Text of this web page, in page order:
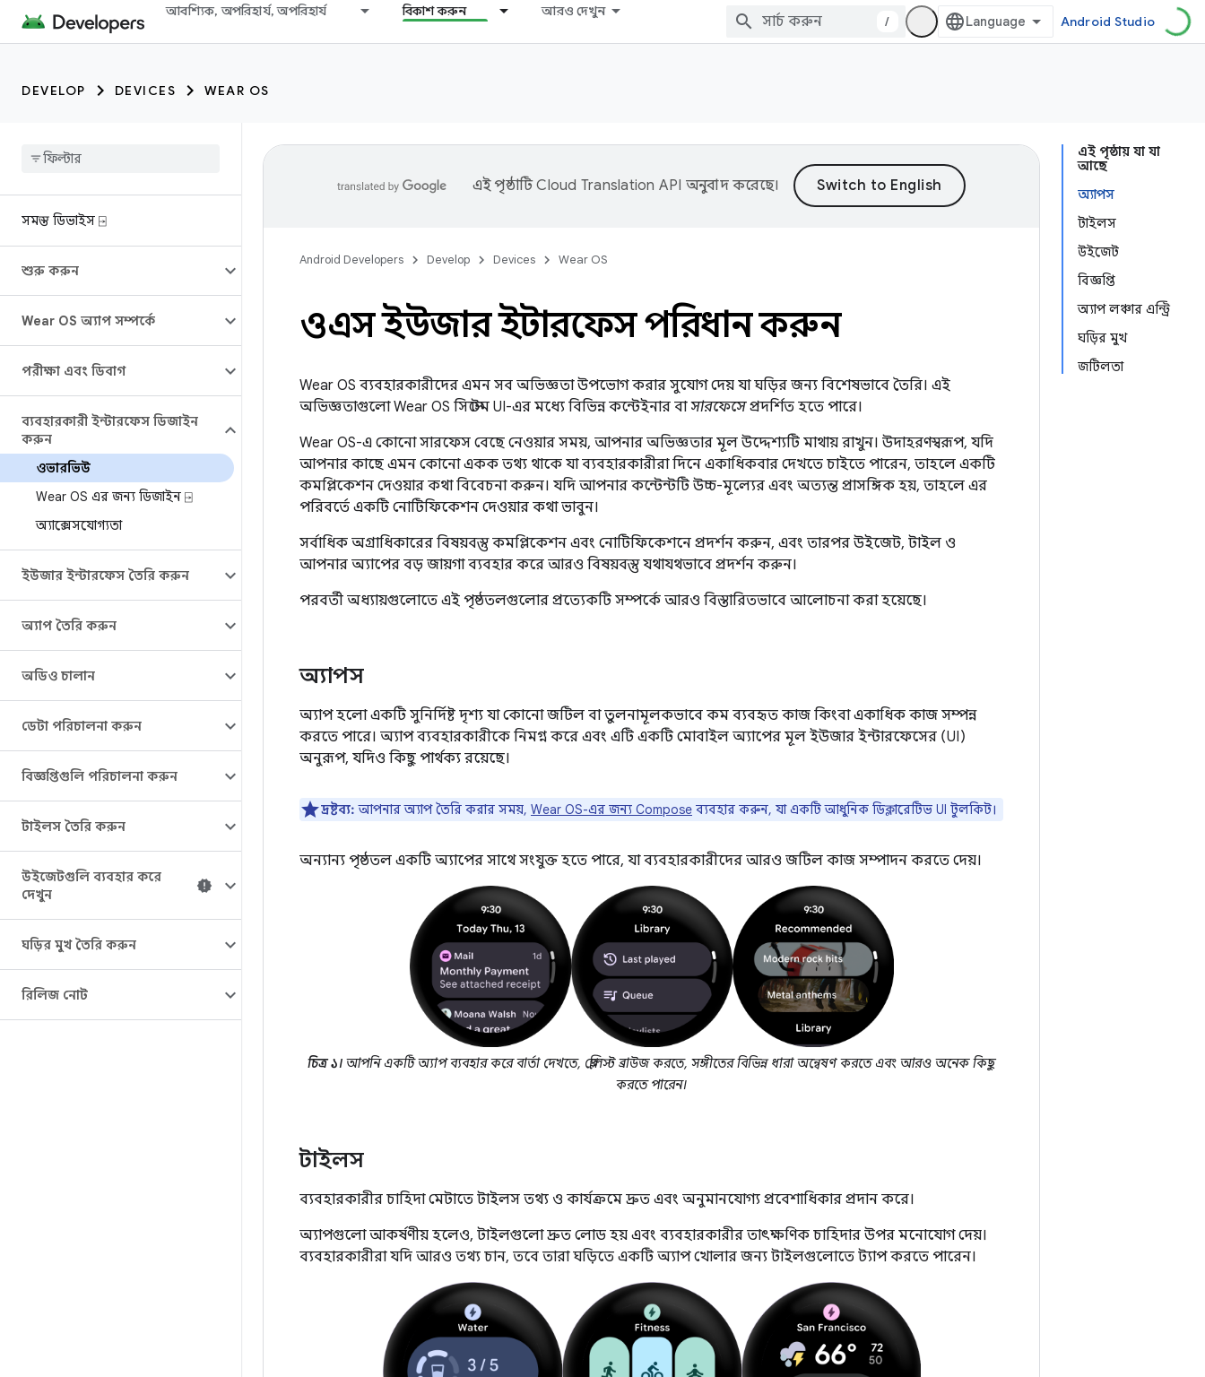
আবশ্যিক, অপরিহার্য, অপরিহার্য বিকাশ করুন আরও দেখুন
/ Android Studio
DEVELOP DEVICES WEAR OS
সমস্ত ডিভাইস ⍈
শুরু করুন
Wear OS অ্যাপ সম্পর্কে
পরীক্ষা এবং ডিবাগ
ব্যবহারকারী ইন্টারফেস ডিজাইন
করুন
ওভারভিউ
Wear OS এর জন্য ডিজাইন ⍈
অ্যাক্সেসযোগ্যতা
ইউজার ইন্টারফেস তৈরি করুন
অ্যাপ তৈরি করুন
অডিও চালান
ডেটা পরিচালনা করুন
বিজ্ঞপ্তিগুলি পরিচালনা করুন
টাইলস তৈরি করুন
উইজেটগুলি ব্যবহার করে
দেখুন
ঘড়ির মুখ তৈরি করুন
রিলিজ নোট
এই পৃষ্ঠায় যা যা
আছে
অ্যাপস
টাইলস
উইজেট
বিজ্ঞপ্তি
অ্যাপ লঞ্চার এন্ট্রি
ঘড়ির মুখ
জটিলতা
এই পৃষ্ঠাটিCloud Translation API অনুবাদ করেছে।
Android Developers Develop Devices Wear OS
ওএস ইউজার ইন্টারফেস পরিধান করুন
Wear OS ব্যবহারকারীদের এমন সব অভিজ্ঞতা উপভোগ করার সুযোগ দেয় যা ঘড়ির জন্য বিশেষভাবে তৈরি। এই
অভিজ্ঞতাগুলো Wear OS সিস্টেম UI-এর মধ্যে বিভিন্ন কন্টেইনার বাসারফেসেপ্রদর্শিত হতে পারে।
Wear OS-এ কোনো সারফেস বেছে নেওয়ার সময়, আপনার অভিজ্ঞতার মূল উদ্দেশ্যটি মাথায় রাখুন। উদাহরণস্বরূপ, যদি
আপনার কাছে এমন কোনো একক তথ্য থাকে যা ব্যবহারকারীরা দিনে একাধিকবার দেখতে চাইতে পারেন, তাহলে একটি
কমপ্লিকেশন দেওয়ার কথা বিবেচনা করুন। যদি আপনার কন্টেন্টটি উচ্চ-মূল্যের এবং অত্যন্ত প্রাসঙ্গিক হয়, তাহলে এর
পরিবর্তে একটি নোটিফিকেশন দেওয়ার কথা ভাবুন।
সর্বাধিক অগ্রাধিকারের বিষয়বস্তু কমপ্লিকেশন এবং নোটিফিকেশনে প্রদর্শন করুন, এবং তারপর উইজেট, টাইল ও
আপনার অ্যাপের বড় জায়গা ব্যবহার করে আরও বিষয়বস্তু যথাযথভাবে প্রদর্শন করুন।
পরবর্তী অধ্যায়গুলোতে এই পৃষ্ঠতলগুলোর প্রত্যেকটি সম্পর্কে আরও বিস্তারিতভাবে আলোচনা করা হয়েছে।
অ্যাপস
অ্যাপ হলো একটি সুনির্দিষ্ট দৃশ্য যা কোনো জটিল বা তুলনামূলকভাবে কম ব্যবহৃত কাজ কিংবা একাধিক কাজ সম্পন্ন
করতে পারে। অ্যাপ ব্যবহারকারীকে নিমগ্ন করে এবং এটি একটি মোবাইল অ্যাপের মূল ইউজার ইন্টারফেসের (UI)
অনুরূপ, যদিও কিছু পার্থক্য রয়েছে।
দ্রষ্টব্য: আপনার অ্যাপ তৈরি করার সময়, Wear OS-এর জন্য Compose ব্যবহার করুন, যা একটি আধুনিক ডিক্লারেটিভ UI টুলকিট।
অন্যান্য পৃষ্ঠতল একটি অ্যাপের সাথে সংযুক্ত হতে পারে, যা ব্যবহারকারীদের আরও জটিল কাজ সম্পাদন করতে দেয়।
চিত্র ১। আপনি একটি অ্যাপ ব্যবহার করে বার্তা দেখতে, প্লেলিস্ট ব্রাউজ করতে, সঙ্গীতের বিভিন্ন ধারা অন্বেষণ করতে এবং আরও অনেক কিছু
করতে পারেন।
টাইলস
ব্যবহারকারীর চাহিদা মেটাতে টাইলস তথ্য ও কার্যক্রমে দ্রুত এবং অনুমানযোগ্য প্রবেশাধিকার প্রদান করে।
অ্যাপগুলো আকর্ষণীয় হলেও, টাইলগুলো দ্রুত লোড হয় এবং ব্যবহারকারীর তাৎক্ষণিক চাহিদার উপর মনোযোগ দেয়।
ব্যবহারকারীরা যদি আরও তথ্য চান, তবে তারা ঘড়িতে একটি অ্যাপ খোলার জন্য টাইলগুলোতে ট্যাপ করতে পারেন।